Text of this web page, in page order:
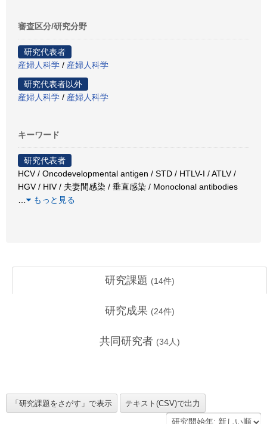
審査区分/研究分野
研究代表者
産婦人科学 / 産婦人科学
研究代表者以外
産婦人科学 / 産婦人科学
キーワード
研究代表者
HCV / Oncodevelopmental antigen / STD / HTLV-I / ATLV /
HGV / HIV / 夫妻間感染 / 垂直感染 / Monoclonal antibodies
もっと見る
研究課題 (14件)
研究成果 (24件)
共同研究者 (34人)